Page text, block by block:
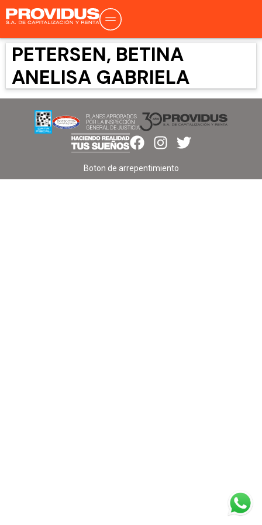
PETERSEN, BETINA
ANELISA GABRIELA
Boton de arrepentimiento